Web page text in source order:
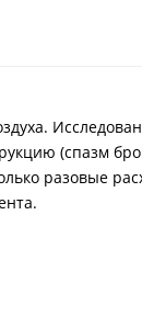
(спазм
разовые